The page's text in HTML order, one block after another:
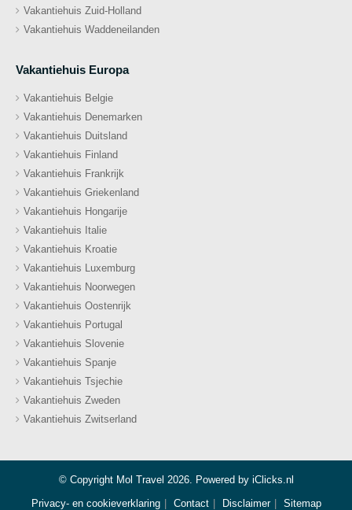
Vakantiehuis Zuid-Holland
Vakantiehuis Waddeneilanden
Vakantiehuis Europa
Vakantiehuis Belgie
Vakantiehuis Denemarken
Vakantiehuis Duitsland
Vakantiehuis Finland
Vakantiehuis Frankrijk
Vakantiehuis Griekenland
Vakantiehuis Hongarije
Vakantiehuis Italie
Vakantiehuis Kroatie
Vakantiehuis Luxemburg
Vakantiehuis Noorwegen
Vakantiehuis Oostenrijk
Vakantiehuis Portugal
Vakantiehuis Slovenie
Vakantiehuis Spanje
Vakantiehuis Tsjechie
Vakantiehuis Zweden
Vakantiehuis Zwitserland
© Copyright Mol Travel 2026. Powered by iClicks.nl
Privacy- en cookieverklaring
Contact Disclaimer Sitemap